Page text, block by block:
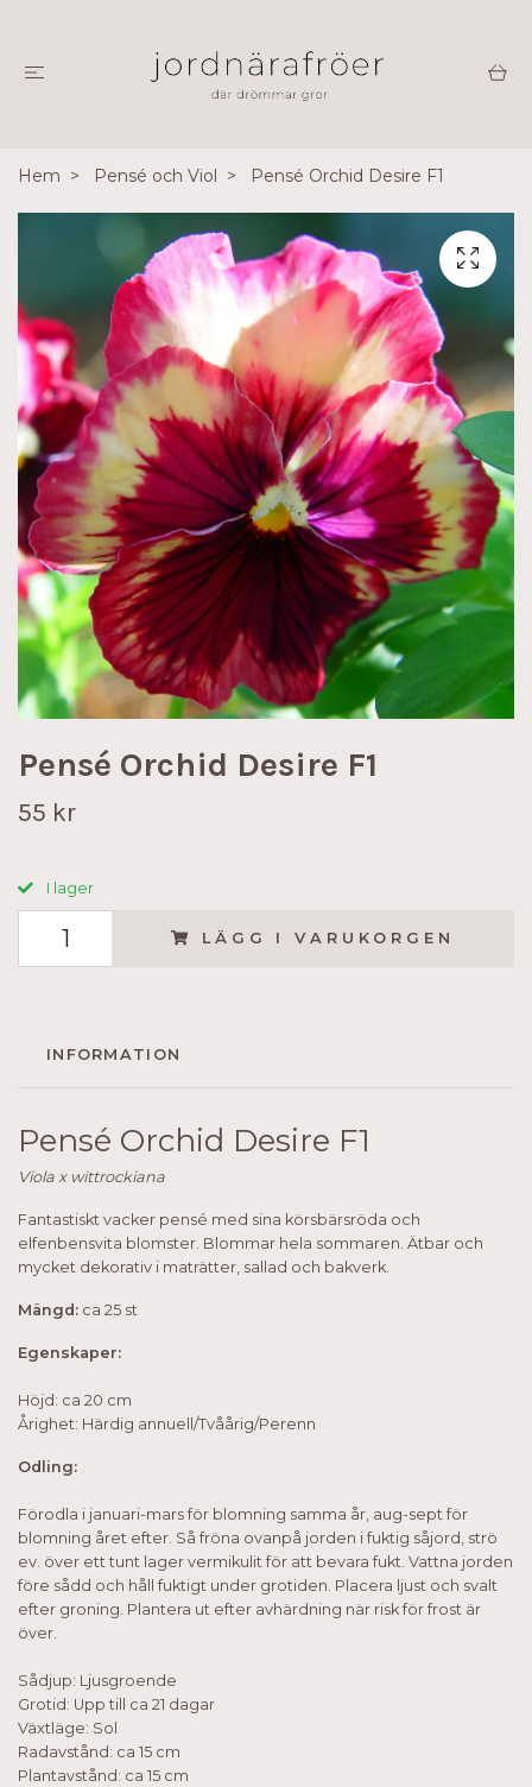
Hem Pensé och Viol Pensé Orchid Desire F1
Pensé Orchid Desire F1
55 kr
I lager
LÄGG I VARUKORGEN
INFORMATION
Pensé Orchid Desire F1
Viola x wittrockiana
Fantastiskt vacker pensé med sina körsbärsröda och
elfenbensvita blomster. Blommar hela sommaren. Ätbar och
mycket dekorativ i maträtter, sallad och bakverk.
Mängd: ca 25 st
Egenskaper:
Höjd: ca 20 cm
Årighet: Härdig annuell/Tvåårig/Perenn
Odling:
Förodla i januari-mars för blomning samma år, aug-sept för
blomning året efter. Så fröna ovanpå jorden i fuktig såjord, strö
ev. över ett tunt lager vermikulit för att bevara fukt. Vattna jorden
före sådd och håll fuktigt under grotiden. Placera ljust och svalt
efter groning. Plantera ut efter avhärdning när risk för frost är
över.
Sådjup: Ljusgroende
Grotid: Upp till ca 21 dagar
Växtläge: Sol
Radavstånd: ca 15 cm
Plantavstånd: ca 15 cm